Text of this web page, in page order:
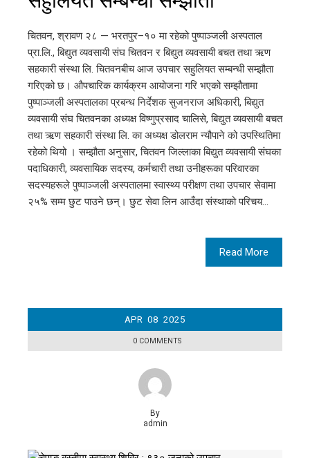
चितवन, श्रावण २८ — भरतपुर–१० मा रहेको पुष्पाञ्जली अस्पताल
प्रा.लि., बिद्युत व्यवसायी संघ चितवन र बिद्युत व्यवसायी बचत तथा ऋण
सहकारी संस्था लि. चितवनबीच आज उपचार सहुलियत सम्बन्धी सम्झौता
गरिएको छ। औपचारिक कार्यक्रम आयोजना गरि भएको सम्झौतामा
पुष्पाञ्जली अस्पतालका प्रबन्ध निर्देशक सुजनराज अधिकारी, बिद्युत
व्यवसायी संघ चितवनका अध्यक्ष विष्णुप्रसाद चालिसे, बिद्युत व्यवसायी बचत
तथा ऋण सहकारी संस्था लि. का अध्यक्ष डोलराम न्यौपाने को उपस्थितिमा
रहेको थियो । सम्झौता अनुसार, चितवन जिल्लाका बिद्युत व्यवसायी संघका
पदाधिकारी, व्यवसायिक सदस्य, कर्मचारी तथा उनीहरूका परिवारका
सदस्यहरूले पुष्पाञ्जली अस्पतालमा स्वास्थ्य परीक्षण तथा उपचार सेवामा
२५% सम्म छुट पाउने छन्। छुट सेवा लिन आउँदा संस्थाको परिचय…
Read More
APR 08 2025
0 COMMENTS
By
admin